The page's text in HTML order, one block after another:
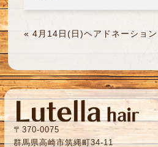
« 4月14日(日)ヘアドネーション
〒370-0075
群馬県高崎市筑縄町34-11